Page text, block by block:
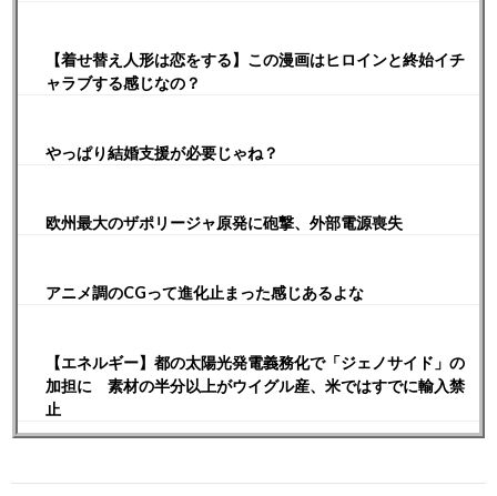
【着せ替え人形は恋をする】この漫画はヒロインと終始イチ
ャラブする感じなの？
やっぱり結婚支援が必要じゃね？
欧州最大のザポリージャ原発に砲撃、外部電源喪失
アニメ調のCGって進化止まった感じあるよな
【エネルギー】都の太陽光発電義務化で「ジェノサイド」の
加担に 素材の半分以上がウイグル産、米ではすでに輸入禁
止